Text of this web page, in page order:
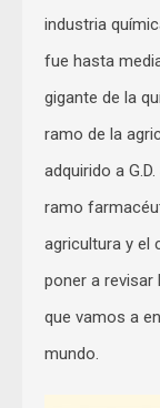
industria
fue hasta
gigante de la
ramo de la
adquirido a
ramo
agricultura y el
poner a revisar
que vamos a
mundo.